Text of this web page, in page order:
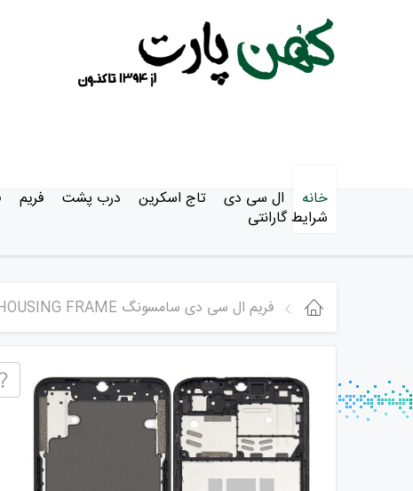
خانه ال سی دی تاج اسکرین درب پشت فریم
شرایط گارانتی
فریم ال سی دی سامسونگ Samsung A03 Core / A032 MIDDLE HOUSING FRAME